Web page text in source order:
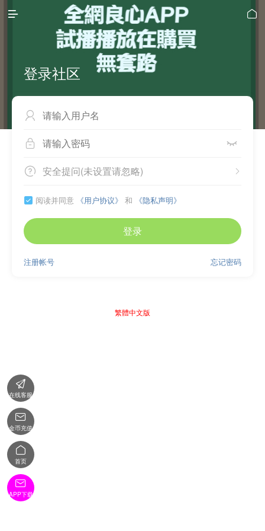
 
登录社区

 
 
安全提问(未设置请忽略)
 阅读并同意 《用户协议》 和 《隐私声明》
登录
忘记密码
注册帐号
繁體中文版

在线客服

金币充值

首页

APP下载